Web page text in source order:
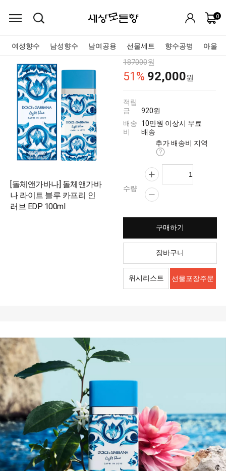
0
여성향수 남성향수 남여공용 선물세트 향수공병 아울렛
[돌체앤가바나] 돌체앤가바
나 라이트 블루 카프리 인
러브 EDP 100ml
187000원
51 % 92,000원
적립
금
920원
배송
비
10만원 이상시 무료
배송
추가 배송비 지역
수량
구매하기
장바구니
위시리스트 선물포장주문